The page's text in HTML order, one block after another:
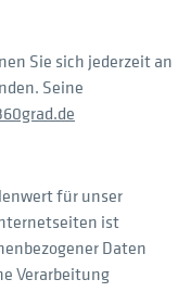
Sie sich jederzeit an
Seine
de
für unser
ist
Daten
Verarbeitung